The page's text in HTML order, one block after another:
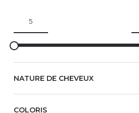
NATURE DE CHEVEUX
COLORIS